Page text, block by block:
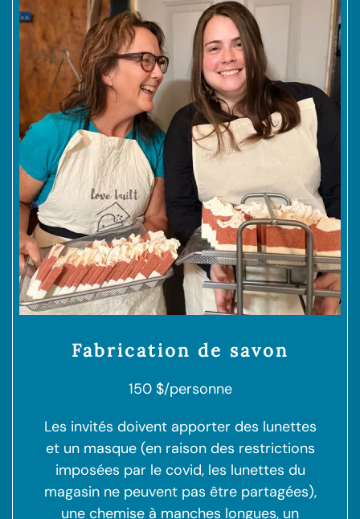
Fabrication de savon
150 $/personne
Les invités doivent apporter des lunettes
et un masque (en raison des restrictions
imposées par le covid, les lunettes du
magasin ne peuvent pas être partagées),
une chemise à manches longues, un